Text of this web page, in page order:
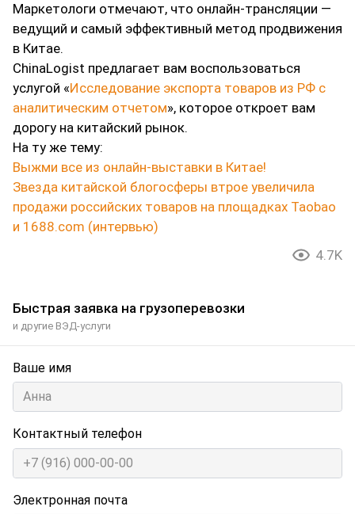
Маркетологи отмечают, что онлайн-трансляции —
ведущий и самый эффективный метод продвижения
в Китае.
ChinaLogist предлагает вам воспользоваться
услугой «Исследование экспорта товаров из РФ с
аналитическим отчетом», которое откроет вам
дорогу на китайский рынок.
На ту же тему:
Выжми все из онлайн-выставки в Китае!
Звезда китайской блогосферы втрое увеличила
продажи российских товаров на площадках Taobao
и 1688.com (интервью)
4.7K
Быстрая заявка на грузоперевозки
и другие ВЭД-услуги
Ваше имя
Контактный телефон
Электронная почта